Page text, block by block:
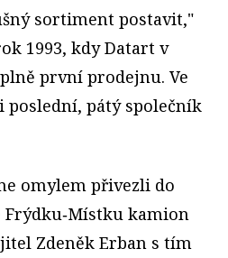
sortiment postavit,"
1993, kdy Datart v
první prodejnu. Ve
pátý společník
omylem přivezli do
kamion
Zdeněk Erban s tím